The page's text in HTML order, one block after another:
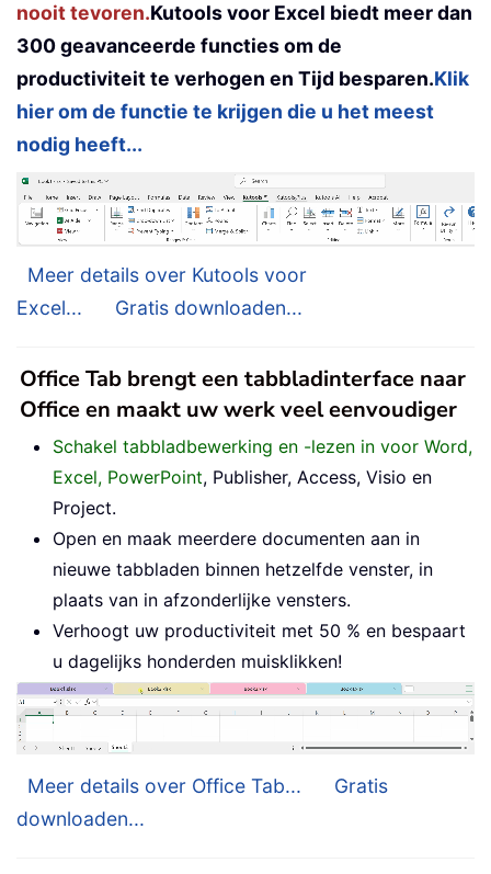
nooit tevoren.Kutools voor Excel biedt meer dan
300 geavanceerde functies om de
productiviteit te verhogen en Tijd besparen.Klik
hier om de functie te krijgen die u het meest
nodig heeft...
Meer details over Kutools voor
Excel...
Gratis downloaden...
Office Tab brengt een tabbladinterface naar
Office en maakt uw werk veel eenvoudiger
Schakel tabbladbewerking en -lezen in voor Word,
Excel, PowerPoint, Publisher, Access, Visio en
Project.
Open en maak meerdere documenten aan in
nieuwe tabbladen binnen hetzelfde venster, in
plaats van in afzonderlijke vensters.
Verhoogt uw productiviteit met 50 % en bespaart
u dagelijks honderden muisklikken!
Meer details over Office Tab...
Gratis
downloaden...